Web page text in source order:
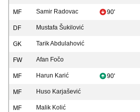
MF Samir Radovac 90'
DF Mustafa Šukilović
GK Tarik Abdulahović
FW Afan Fočo
MF Harun Karić 90'
MF Huso Karjašević
MF Malik Kolić